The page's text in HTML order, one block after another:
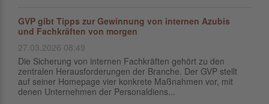
GVP gibt Tipps zur Gewinnung von internen Azubis
und Fachkräften von morgen
27.03.2026 08:49
Die Sicherung von internen Fachkräften gehört zu den
zentralen Herausforderungen der Branche. Der GVP stellt
auf seiner Homepage vier konkrete Maßnahmen vor, mit
denen Unternehmen der Personaldiens...